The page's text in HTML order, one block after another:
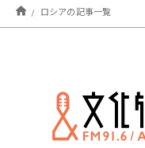
ロシアの記事一覧